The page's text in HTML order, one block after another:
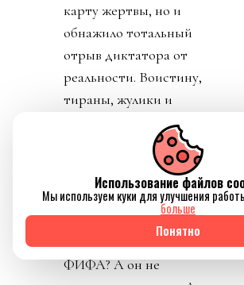
карту жертвы, но и
обнажило тотальный
отрыв диктатора от
реальности. Воистину,
тираны, жулики и
диктаторы так похожи
День 8. Понедельник. А
где же главный
бенефициар и
«папочка» лысого из
ФИФА? А он не
Использование файлов
Мы используем куки для улучшения
больше
Понятно